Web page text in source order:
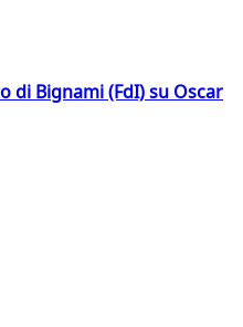
di Bignami (FdI) su Oscar